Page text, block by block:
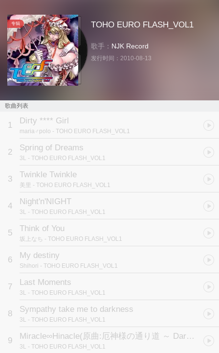
专辑 TOHO EURO FLASH_VOL1
歌手： NJK Record
发行时间： 2010-08-13
歌曲列表
1 Dirty **** Girl
maria♂polo - TOHO EURO FLASH_VOL1
2 Spring of Dreams
3L - TOHO EURO FLASH_VOL1
3 Twinkle Twinkle
美里 - TOHO EURO FLASH_VOL1
4 Night'n'NIGHT
3L - TOHO EURO FLASH_VOL1
5 Think of You
坂上なち - TOHO EURO FLASH_VOL1
6 My destiny
Shihori - TOHO EURO FLASH_VOL1
7 Last Moments
3L - TOHO EURO FLASH_VOL1
8 Sympathy take me to darkness
3L - TOHO EURO FLASH_VOL1
9 Miracle∞Hinacle(原曲:厄神様の通り道 ～ Dark Road)
3L - TOHO EURO FLASH_VOL1